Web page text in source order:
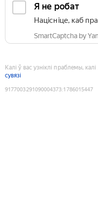
Я не робат
Націсніце, каб
SmartCaptcha by
Калі ў вас узніклі праблемы,
сувязі
9177003291090004373:1786015447